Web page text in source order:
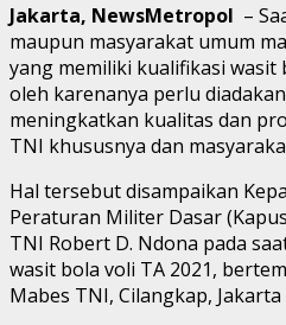
Jakarta, NewsMetropol –
maupun masyarakat umum
yang memiliki kualifikasi
oleh karenanya perlu
meningkatkan kualitas dan
TNI khususnya dan
Hal tersebut disampaikan
Peraturan Militer Dasar
TNI Robert D. Ndona pada
wasit bola voli TA 2021,
Mabes TNI, Cilangkap,